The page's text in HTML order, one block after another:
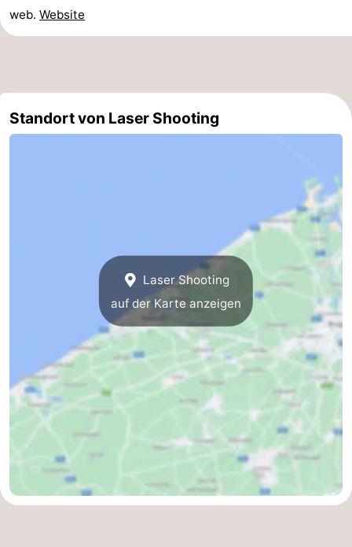
Surfen
Essen
trinken
Praktisch
Westflandern
-
Brügge
Gent
-
Ypern
Die
web. Website
Standort von Laser Shooting
Laser Shooting
auf der Karte anzeigen